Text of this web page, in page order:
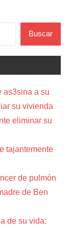
Buscar
as3sina a su
su vivienda
eliminar su
tajantemente
de pulmón
de Ben
de su vida: